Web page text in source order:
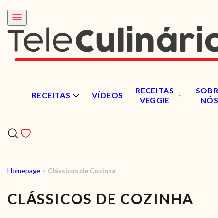
RECEITAS VÍDEOS
RECEITAS
VEGGIE
NÓS
RECEITAS
VÍDEOS
Homepage > Clássicos de Cozinha
CLÁSSICOS DE COZINHA